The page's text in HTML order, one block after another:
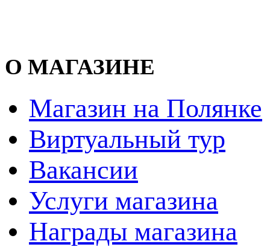
О МАГАЗИНЕ
Магазин на Полянке
Виртуальный тур
Вакансии
Услуги магазина
Награды магазина